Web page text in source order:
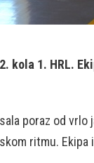
kola 1. HRL.
poraz od vrlo
ritmu. Ekipa